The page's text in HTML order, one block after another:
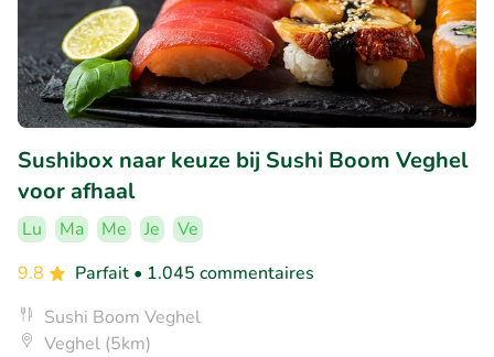
Sushibox naar keuze bij Sushi Boom Veghel
voor afhaal
Lu Ma Me Je
Ve
9.8
Parfait • 1.045 commentaires
Sushi Boom Veghel
Veghel (5km)